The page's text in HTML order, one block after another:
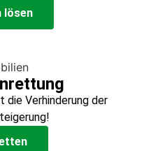
lösen
die Verhinderung der